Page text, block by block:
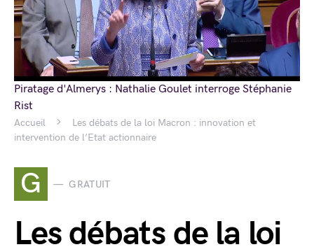
Accueil
Les débats de la loi Macron : innovation et
intervention de l’Etat actionnaire
G GRATUIT
Les débats de la loi
Piratage d'Almerys : Nathalie Goulet interroge Stéphanie
Rist